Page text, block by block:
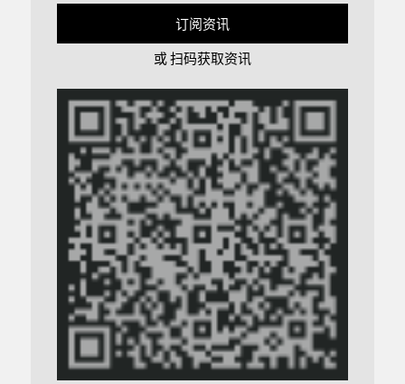
订阅资讯
或 扫码获取资讯